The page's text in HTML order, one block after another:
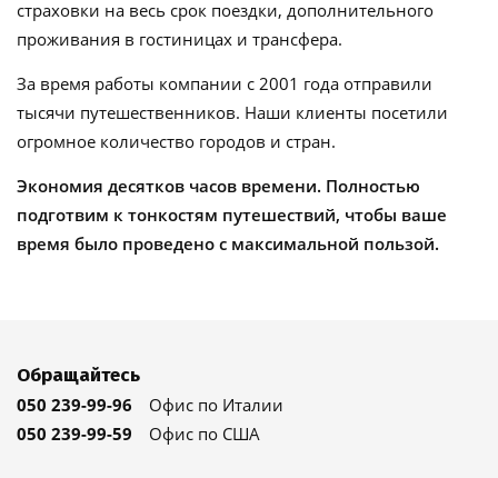
страховки на весь срок поездки, дополнительного
проживания в гостиницах и трансфера.
За время работы компании с 2001 года отправили
тысячи путешественников. Наши клиенты посетили
огромное количество городов и стран.
Экономия десятков часов времени. Полностью
подготвим к тонкостям путешествий, чтобы ваше
время было проведено с максимальной пользой.
Обращайтесь
050 239-99-96
Офис по Италии
050 239-99-59
Офис по США